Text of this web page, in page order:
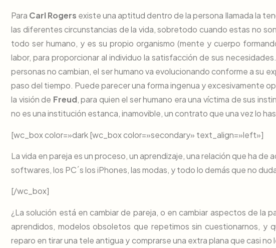
Para Carl Rogers existe una aptitud dentro de la persona llamada la
las diferentes circunstancias de la vida, sobretodo cuando estas no
todo ser humano, y es su propio organismo (mente y cuerpo
labor, para proporcionar al individuo la satisfacción de sus
personas no cambian, el ser humano va evolucionando conforme a su
paso del tiempo. Puede parecer una forma ingenua y excesivamente
la visión de Freud, para quien el ser humano era una víctima de sus
no es una institución estanca, inamovible, un contrato que una vez lo
[wc_box color=»dark [wc_box color=»secondary» text_align=»left»]
La vida en pareja es un proceso, un aprendizaje, una relación que ha de
softwares, los PC´s los iPhones, las modas, y todo lo demás que no
[/wc_box]
¿La solución está en cambiar de pareja, o en cambiar aspectos de la
aprendidos, modelos obsoletos que repetimos sin cuestionarnos, y
reparo en tirar una tele antigua y comprarse una extra plana que casi